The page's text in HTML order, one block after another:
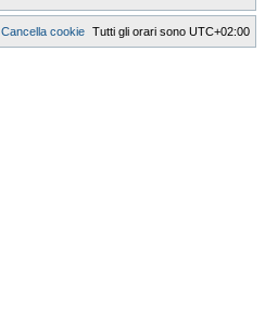
Tutti gli orari sono UTC+02:00
Cancella cookie